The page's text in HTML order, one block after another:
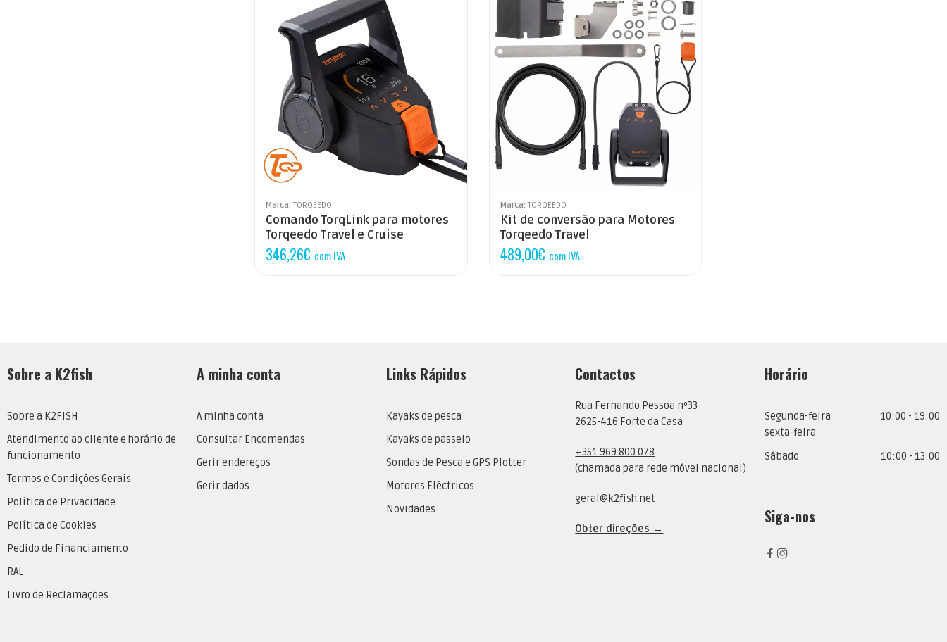
Marca: TORQEEDO
Comando TorqLink para motores
Torqeedo Travel e Cruise
346,26€ com IVA
Marca: TORQEEDO
Kit de conversão para Motores
Torqeedo Travel
489,00€ com IVA
Sobre a K2fish
Sobre a K2FISH
Atendimento ao cliente e horário de
funcionamento
Termos e Condições Gerais
Política de Privacidade
Política de Cookies
Pedido de Financiamento
RAL
Livro de Reclamações
A minha conta
A minha conta
Consultar Encomendas
Gerir endereços
Gerir dados
Links Rápidos
Kayaks de pesca
Kayaks de passeio
Sondas de Pesca e GPS Plotter
Motores Eléctricos
Novidades
Contactos
Rua Fernando Pessoa nº33
2625-416 Forte da Casa
+351 969 800 078
(chamada para rede móvel nacional)
geral@k2fish.net
Obter direções →
Horário
Segunda-feira
sexta-feira
10:00 - 19:00
Sábado 10:00 - 13:00
Siga-nos